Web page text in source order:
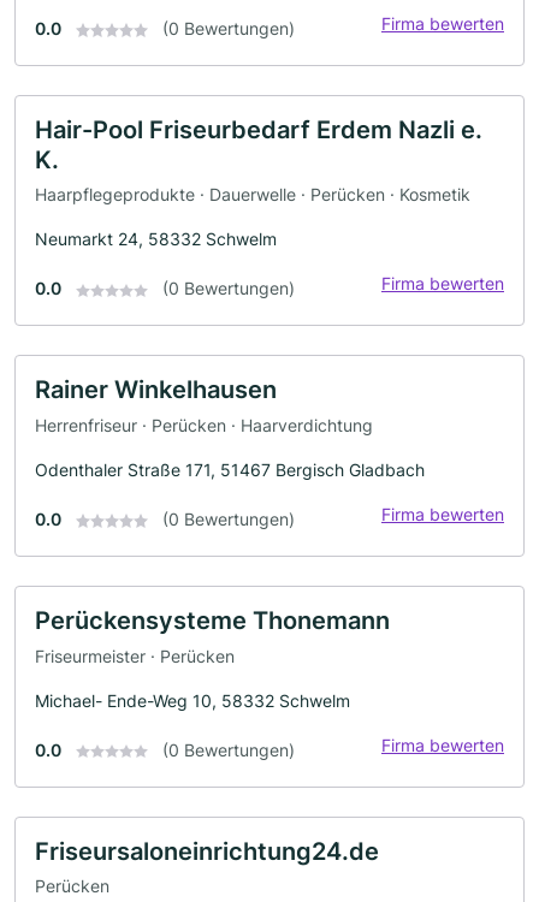
0.0 (0 Bewertungen) Firma bewerten
Hair-Pool Friseurbedarf Erdem Nazli e.
K.
Haarpflegeprodukte · Dauerwelle · Perücken · Kosmetik
Neumarkt 24, 58332 Schwelm
0.0 (0 Bewertungen) Firma bewerten
Rainer Winkelhausen
Herrenfriseur · Perücken · Haarverdichtung
Odenthaler Straße 171, 51467 Bergisch Gladbach
0.0 (0 Bewertungen) Firma bewerten
Perückensysteme Thonemann
Friseurmeister · Perücken
Michael- Ende-Weg 10, 58332 Schwelm
0.0 (0 Bewertungen) Firma bewerten
Friseursaloneinrichtung24.de
Perücken